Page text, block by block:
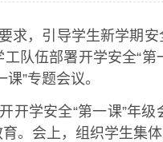
求，引导学生新学期
队伍部署开学安全“
”专题会议。
开学安全“第一课”年
。会上，组织学生集